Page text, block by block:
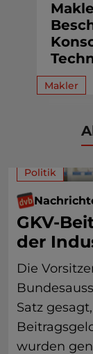
Makler
Politik
GKV-
der
Die
Satz
wurden